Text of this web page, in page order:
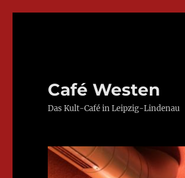
Café Westen
Das Kult-Café in Leipzig-Lindenau